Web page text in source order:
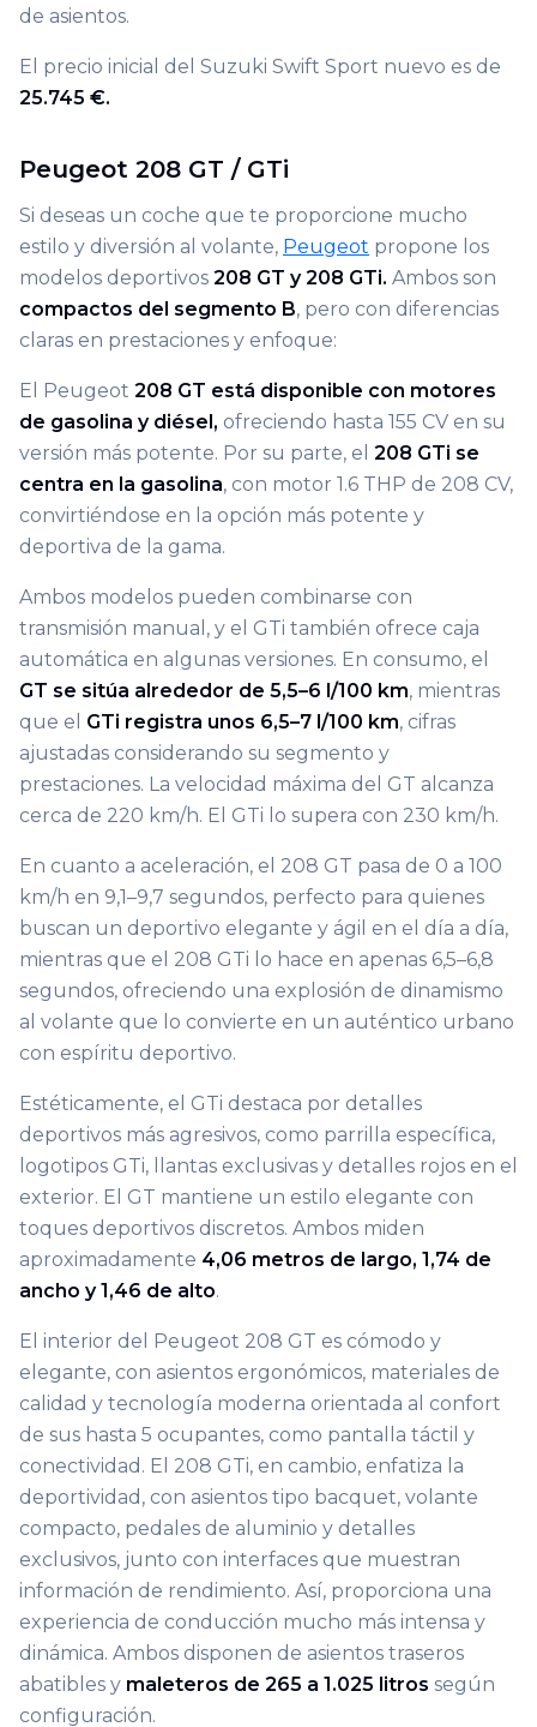
de asientos.
El precio inicial del Suzuki Swift Sport nuevo es de
25.745 €.
Peugeot 208 GT / GTi
Si deseas un coche que te proporcione mucho
estilo y diversión al volante, Peugeot propone los
modelos deportivos 208 GT y 208 GTi. Ambos son
compactos del segmento B, pero con diferencias
claras en prestaciones y enfoque:
El Peugeot 208 GT está disponible con motores
de gasolina y diésel, ofreciendo hasta 155 CV en su
versión más potente. Por su parte, el 208 GTi se
centra en la gasolina, con motor 1.6 THP de 208 CV,
convirtiéndose en la opción más potente y
deportiva de la gama.
Ambos modelos pueden combinarse con
transmisión manual, y el GTi también ofrece caja
automática en algunas versiones. En consumo, el
GT se sitúa alrededor de 5,5–6 l/100 km, mientras
que el GTi registra unos 6,5–7 l/100 km, cifras
ajustadas considerando su segmento y
prestaciones. La velocidad máxima del GT alcanza
cerca de 220 km/h. El GTi lo supera con 230 km/h.
En cuanto a aceleración, el 208 GT pasa de 0 a 100
km/h en 9,1–9,7 segundos, perfecto para quienes
buscan un deportivo elegante y ágil en el día a día,
mientras que el 208 GTi lo hace en apenas 6,5–6,8
segundos, ofreciendo una explosión de dinamismo
al volante que lo convierte en un auténtico urbano
con espíritu deportivo.
Estéticamente, el GTi destaca por detalles
deportivos más agresivos, como parrilla específica,
logotipos GTi, llantas exclusivas y detalles rojos en el
exterior. El GT mantiene un estilo elegante con
toques deportivos discretos. Ambos miden
aproximadamente 4,06 metros de largo, 1,74 de
ancho y 1,46 de alto.
El interior del Peugeot 208 GT es cómodo y
elegante, con asientos ergonómicos, materiales de
calidad y tecnología moderna orientada al confort
de sus hasta 5 ocupantes, como pantalla táctil y
conectividad. El 208 GTi, en cambio, enfatiza la
deportividad, con asientos tipo bacquet, volante
compacto, pedales de aluminio y detalles
exclusivos, junto con interfaces que muestran
información de rendimiento. Así, proporciona una
experiencia de conducción mucho más intensa y
dinámica. Ambos disponen de asientos traseros
abatibles y maleteros de 265 a 1.025 litros según
configuración.